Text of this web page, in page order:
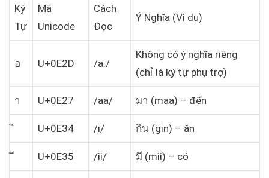
Ký
Tự
Mã
Unicode
Cách
Đọc
Ý Nghĩa (Ví dụ)
อ U+0E2D /a:/
Không có ý nghĩa riêng
(chỉ là ký tự phụ trợ)
า U+0E27 /aa/ มา (maa) – đến
U+0E34 /i/ กิน (gin) – ăn
U+0E35 /ii/ มี (mii) – có